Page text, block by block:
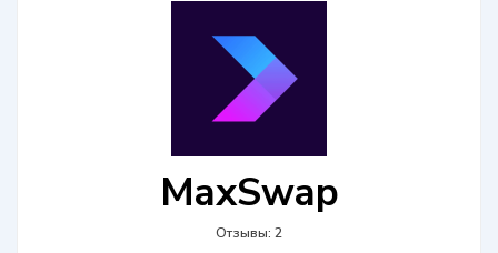
MaxSwap
Отзывы: 2